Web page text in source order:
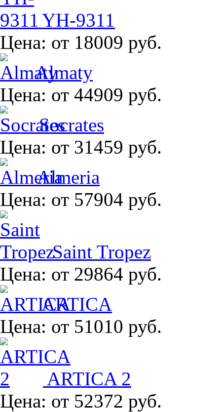
YH-9311
Цена: от 18009 руб.
Almaty
Цена: от 44909 руб.
Socrates
Цена: от 31459 руб.
Almeria
Цена: от 57904 руб.
Saint Tropez
Цена: от 29864 руб.
ARTICA
Цена: от 51010 руб.
ARTICA 2
Цена: от 52372 руб.